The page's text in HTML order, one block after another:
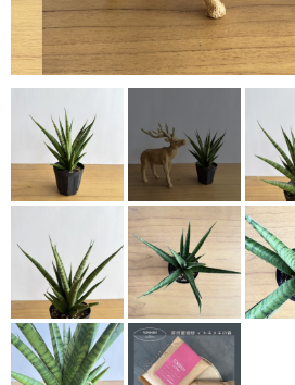
POINT
育て方のコツ
CHECKED PRODUCTS
最近チェックした商品
ORDER HISTORY
注文履歴
SHOP
店舗概要
SHOPPING GUIDE
ショッピングガイド